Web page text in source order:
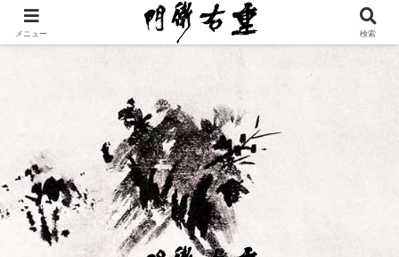
メニュー 検索